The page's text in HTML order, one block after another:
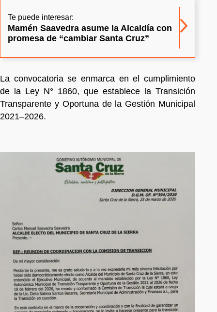
Te puede interesar:
Mamén Saavedra asume la Alcaldía con
promesa de “cambiar Santa Cruz”
La convocatoria se enmarca en el cumplimiento
de la Ley N° 1860, que establece la Transición
Transparente y Oportuna de la Gestión Municipal
2021–2026.